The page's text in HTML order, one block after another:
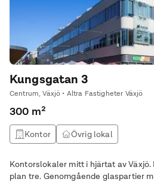
Kungsgatan 3
Centrum, Växjö • Altra Fastigheter Växjö
300 m²
Kontor Övrig lokal
Kontorslokaler mitt i hjärtat av Växjö. Ljusa lokaler belägna på
plan tre. Genomgående glaspartier